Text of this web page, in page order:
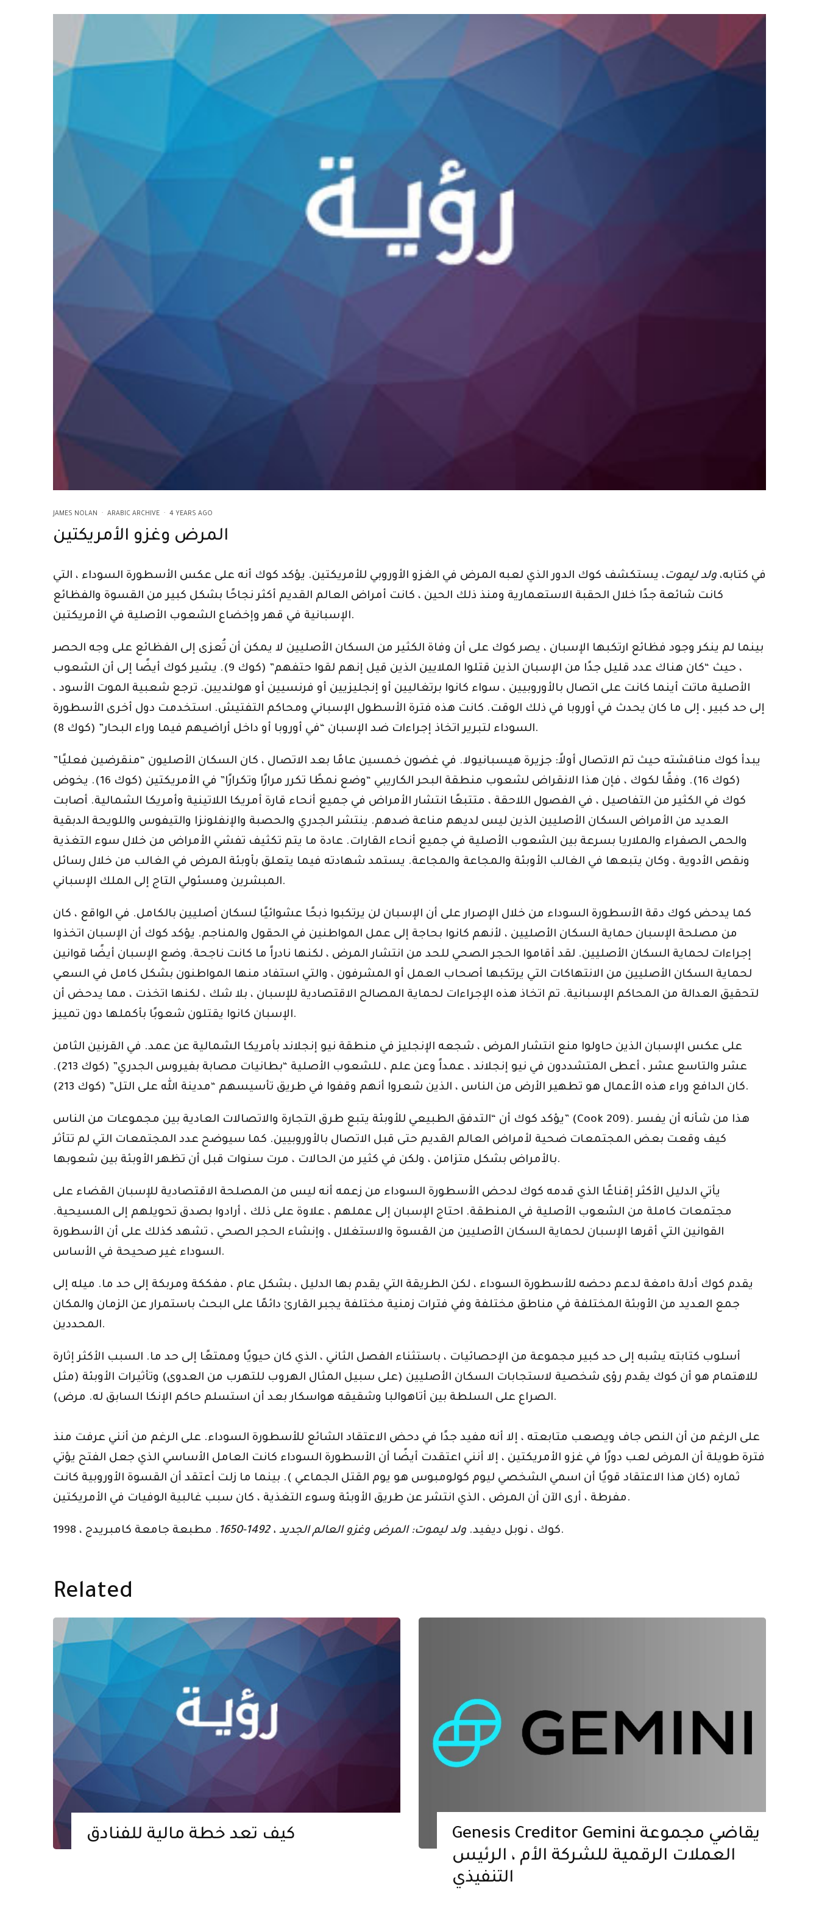
JAMES NOLAN · ARABIC ARCHIVE · 4 YEARS AGO
المرض وغزو الأمريكتين
في كتابه، ولد ليموت، يستكشف كوك الدور الذي لعبه المرض في الغزو الأوروبي للأمريكتين. يؤكد كوك أنه على عكس الأسطورة السوداء ، التي
كانت شائعة جدًا خلال الحقبة الاستعمارية ومنذ ذلك الحين ، كانت أمراض العالم القديم أكثر نجاحًا بشكل كبير من القسوة والفظائع
الإسبانية في قهر وإخضاع الشعوب الأصلية في الأمريكتين.
بينما لم ينكر وجود فظائع ارتكبها الإسبان ، يصر كوك على أن وفاة الكثير من السكان الأصليين لا يمكن أن تُعزى إلى الفظائع على وجه الحصر
، حيث “كان هناك عدد قليل جدًا من الإسبان الذين قتلوا الملايين الذين قيل إنهم لقوا حتفهم” (كوك 9). يشير كوك أيضًا إلى أن الشعوب
الأصلية ماتت أينما كانت على اتصال بالأوروبيين ، سواء كانوا برتغاليين أو إنجليزيين أو فرنسيين أو هولنديين. ترجع شعبية الموت الأسود ،
إلى حد كبير ، إلى ما كان يحدث في أوروبا في ذلك الوقت. كانت هذه فترة الأسطول الإسباني ومحاكم التفتيش. استخدمت دول أخرى الأسطورة
السوداء لتبرير اتخاذ إجراءات ضد الإسبان “في أوروبا أو داخل أراضيهم فيما وراء البحار” (كوك 8).
يبدأ كوك مناقشته حيث تم الاتصال أولاً: جزيرة هيسبانيولا. في غضون خمسين عامًا بعد الاتصال ، كان السكان الأصليون “منقرضين فعليًا”
(كوك 16). وفقًا لكوك ، فإن هذا الانقراض لشعوب منطقة البحر الكاريبي “وضع نمطًا تكرر مرارًا وتكرارًا” في الأمريكتين (كوك 16). يخوض
كوك في الكثير من التفاصيل ، في الفصول اللاحقة ، متتبعًا انتشار الأمراض في جميع أنحاء قارة أمريكا اللاتينية وأمريكا الشمالية. أصابت
العديد من الأمراض السكان الأصليين الذين ليس لديهم مناعة ضدهم. ينتشر الجدري والحصبة والإنفلونزا والتيفوس واللويحة الدبقية
والحمى الصفراء والملاريا بسرعة بين الشعوب الأصلية في جميع أنحاء القارات. عادة ما يتم تكثيف تفشي الأمراض من خلال سوء التغذية
ونقص الأدوية ، وكان يتبعها في الغالب الأوبئة والمجاعة والمجاعة. يستمد شهادته فيما يتعلق بأوبئة المرض في الغالب من خلال رسائل
المبشرين ومسئولي التاج إلى الملك الإسباني.
كما يدحض كوك دقة الأسطورة السوداء من خلال الإصرار على أن الإسبان لن يرتكبوا ذبحًا عشوائيًا لسكان أصليين بالكامل. في الواقع ، كان
من مصلحة الإسبان حماية السكان الأصليين ، لأنهم كانوا بحاجة إلى عمل المواطنين في الحقول والمناجم. يؤكد كوك أن الإسبان اتخذوا
إجراءات لحماية السكان الأصليين. لقد أقاموا الحجر الصحي للحد من انتشار المرض ، لكنها نادراً ما كانت ناجحة. وضع الإسبان أيضًا قوانين
لحماية السكان الأصليين من الانتهاكات التي يرتكبها أصحاب العمل أو المشرفون ، والتي استفاد منها المواطنون بشكل كامل في السعي
لتحقيق العدالة من المحاكم الإسبانية. تم اتخاذ هذه الإجراءات لحماية المصالح الاقتصادية للإسبان ، بلا شك ، لكنها اتخذت ، مما يدحض أن
الإسبان كانوا يقتلون شعوبًا بأكملها دون تمييز.
على عكس الإسبان الذين حاولوا منع انتشار المرض ، شجعه الإنجليز في منطقة نيو إنجلاند بأمريكا الشمالية عن عمد. في القرنين الثامن
عشر والتاسع عشر ، أعطى المتشددون في نيو إنجلاند ، عمداً وعن علم ، للشعوب الأصلية “بطانيات مصابة بفيروس الجدري” (كوك 213).
كان الدافع وراء هذه الأعمال هو تطهير الأرض من الناس ، الذين شعروا أنهم وقفوا في طريق تأسيسهم “مدينة الله على التل” (كوك 213).
يؤكد كوك أن “التدفق الطبيعي للأوبئة يتبع طرق التجارة والاتصالات العادية بين مجموعات من الناس” (Cook 209). هذا من شأنه أن يفسر
كيف وقعت بعض المجتمعات ضحية لأمراض العالم القديم حتى قبل الاتصال بالأوروبيين. كما سيوضح عدد المجتمعات التي لم تتأثر
بالأمراض بشكل متزامن ، ولكن في كثير من الحالات ، مرت سنوات قبل أن تظهر الأوبئة بين شعوبها.
يأتي الدليل الأكثر إقناعًا الذي قدمه كوك لدحض الأسطورة السوداء من زعمه أنه ليس من المصلحة الاقتصادية للإسبان القضاء على
مجتمعات كاملة من الشعوب الأصلية في المنطقة. احتاج الإسبان إلى عملهم ، علاوة على ذلك ، أرادوا بصدق تحويلهم إلى المسيحية.
القوانين التي أقرها الإسبان لحماية السكان الأصليين من القسوة والاستغلال ، وإنشاء الحجر الصحي ، تشهد كذلك على أن الأسطورة
السوداء غير صحيحة في الأساس.
يقدم كوك أدلة دامغة لدعم دحضه للأسطورة السوداء ، لكن الطريقة التي يقدم بها الدليل ، بشكل عام ، مفككة ومربكة إلى حد ما. ميله إلى
جمع العديد من الأوبئة المختلفة في مناطق مختلفة وفي فترات زمنية مختلفة يجبر القارئ دائمًا على البحث باستمرار عن الزمان والمكان
المحددين.
أسلوب كتابته يشبه إلى حد كبير مجموعة من الإحصائيات ، باستثناء الفصل الثاني ، الذي كان حيويًا وممتعًا إلى حد ما. السبب الأكثر إثارة
للاهتمام هو أن كوك يقدم رؤى شخصية لاستجابات السكان الأصليين (على سبيل المثال الهروب للتهرب من العدوى) وتأثيرات الأوبئة (مثل
الصراع على السلطة بين أتاهوالبا وشقيقه هواسكار بعد أن استسلم حاكم الإنكا السابق له. مرض).
على الرغم من أن النص جاف ويصعب متابعته ، إلا أنه مفيد جدًا في دحض الاعتقاد الشائع للأسطورة السوداء. على الرغم من أنني عرفت منذ
فترة طويلة أن المرض لعب دورًا في غزو الأمريكتين ، إلا أنني اعتقدت أيضًا أن الأسطورة السوداء كانت العامل الأساسي الذي جعل الفتح يؤتي
ثماره (كان هذا الاعتقاد قويًا أن اسمي الشخصي ليوم كولومبوس هو يوم القتل الجماعي ). بينما ما زلت أعتقد أن القسوة الأوروبية كانت
مفرطة ، أرى الآن أن المرض ، الذي انتشر عن طريق الأوبئة وسوء التغذية ، كان سبب غالبية الوفيات في الأمريكتين.
كوك ، نوبل ديفيد. ولد ليموت: المرض وغزو العالم الجديد ، 1492-1650 . مطبعة جامعة كامبريدج ، 1998.
Related
كيف تعد خطة مالية للفنادق
Genesis Creditor Gemini يقاضي مجموعة
العملات الرقمية للشركة الأم ، الرئيس
التنفيذي